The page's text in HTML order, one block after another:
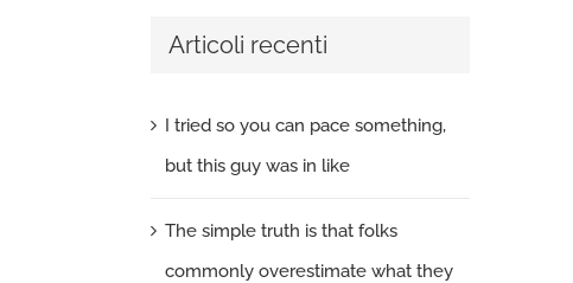
Articoli recenti
I tried so you can pace something,
but this guy was in like
The simple truth is that folks
commonly overestimate what they